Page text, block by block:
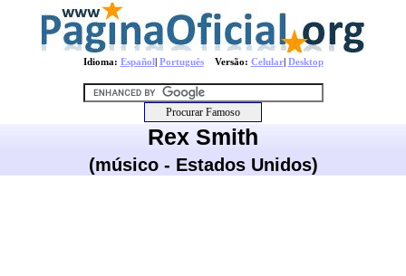
Idioma: Español| PortuguêsVersão: Celular| Desktop
Rex Smith
(músico - Estados Unidos)